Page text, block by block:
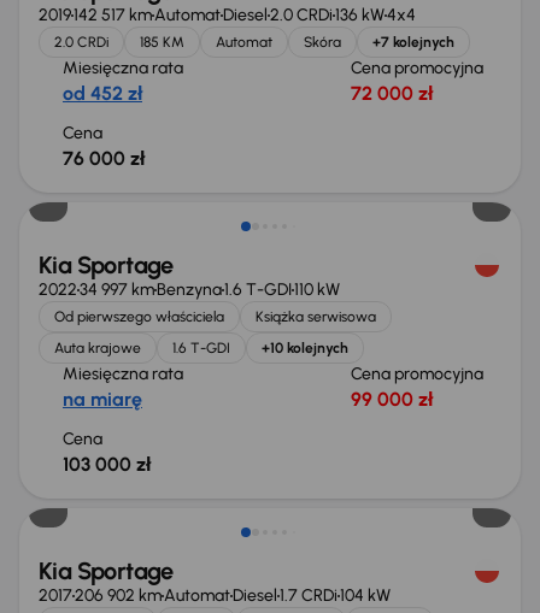
2019142 517 kmAutomatDiesel2.0 CRDi136 kW4x4
2.0 CRDi 185 KM Automat Skóra +7 kolejnych
Miesięczna rata
od 452 zł
Cena promocyjna
72 000 zł
Cena
76 000 zł
Kia Sportage
202234 997 kmBenzyna1.6 T-GDI110 kW
Od pierwszego właściciela
Książka serwisowa
Auta krajowe
1.6 T-GDI +10 kolejnych
Miesięczna rata
na miarę
Cena promocyjna
99 000 zł
Cena
103 000 zł
Kia Sportage
2017206 902 kmAutomatDiesel1.7 CRDi104 kW